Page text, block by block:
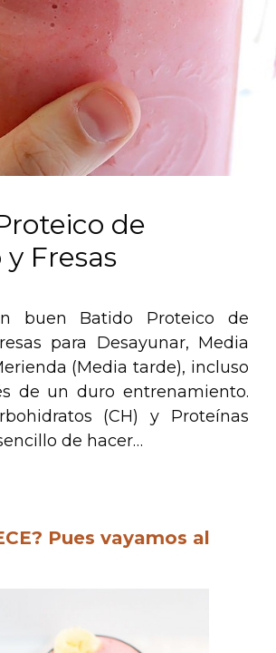
de
Fresas
buen Batido Proteico de
para Desayunar, Media
(Media tarde), incluso
de un duro entrenamiento.
(CH) y Proteínas
de hacer…
Pues vayamos al